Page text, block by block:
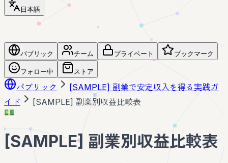
日本語
パブリック チーム プライベート ブックマーク
フォロー中 ストア
パブリック
[SAMPLE] 副業で安定収入を得る実践ガ
イド
[SAMPLE] 副業別収益比較表
💵
[SAMPLE] 副業別収益比較表